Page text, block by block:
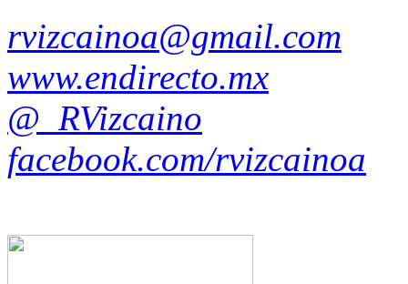
rvizcainoa@gmail.com
www.endirecto.mx
@_RVizcaino
facebook.com/rvizcainoa